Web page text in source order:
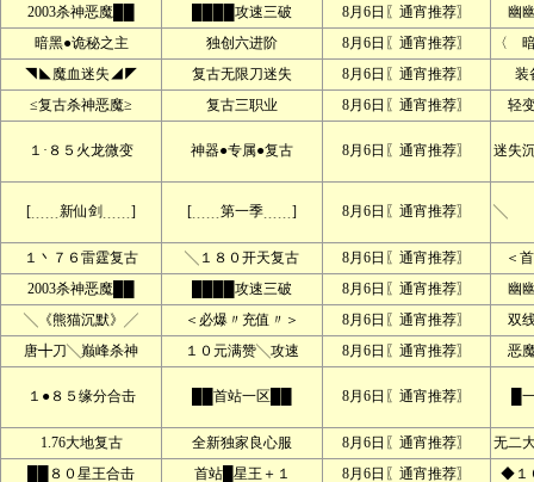
2003杀神恶魔██
████攻速三破 8月6日〖通宵推荐〗
幽
暗黑●诡秘之主
独创六进阶 8月6日〖通宵推荐〗
〈
◥◣魔血迷失◢◤
复古无限刀迷失 8月6日〖通宵推荐〗
装
≤复古杀神恶魔≥
复古三职业 8月6日〖通宵推荐〗 轻
１·８５火龙微变 神器●专属●复古 8月6日〖通宵推荐〗 迷失
[﹍﹍新仙剑﹍﹍] [﹍﹍第一季﹍﹍] 8月6日〖通宵推荐〗 ╲
１丶７６雷霆复古 ╲１８０开天复古 8月6日〖通宵推荐〗
＜
2003杀神恶魔██
████攻速三破 8月6日〖通宵推荐〗
幽
╲《熊猫沉默》╱
＜必爆〃充值〃＞ 8月6日〖通宵推荐〗
双
唐╋刀╲巅峰杀神
１０元满赞╲攻速 8月6日〖通宵推荐〗 恶
１●８５缘分合击 ██首站一区██ 8月6日〖通宵推荐〗 █
1.76大地复古 全新独家良心服 8月6日〖通宵推荐〗
无二
██８０星王合击
首站█星王＋１ 8月6日〖通宵推荐〗 ◆１